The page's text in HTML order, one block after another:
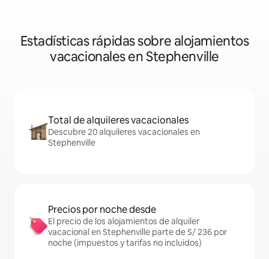
Estadísticas rápidas sobre alojamientos
vacacionales en Stephenville
Total de alquileres vacacionales
Descubre 20 alquileres vacacionales en
Stephenville
Precios por noche desde
El precio de los alojamientos de alquiler
vacacional en Stephenville parte de S/ 236 por
noche (impuestos y tarifas no incluidos)